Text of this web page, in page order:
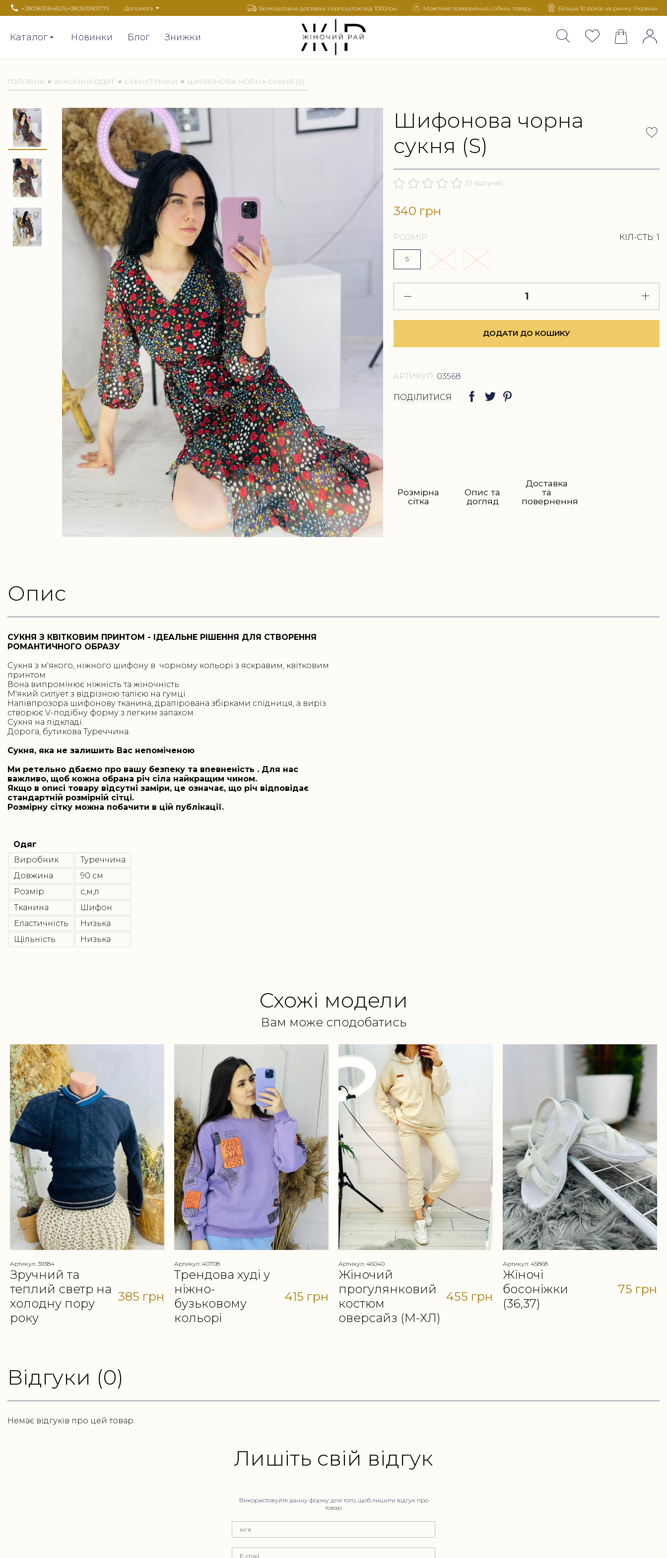
+380963064629 +380509901775 Допомога Безкоштовна доставка Укрпоштою від 1000грн Можливе повернення і обмін товару Більше 10 років на ринку України
Каталог Новинки Блог Знижки
ГОЛОВНА ЖІНОЧИЙ ОДЯГ СУКНІ/ТУНІКИ ШИФОНОВА ЧОРНА СУКНЯ (S)
Шифонова чорна
сукня (S)
(0 відгуків)
340 грн
РОЗМІР: КІЛ-СТЬ: 1
S M L
ДОДАТИ ДО КОШИКУ
АРТИКУЛ: 03568
ПОДІЛИТИСЯ
Розмірна
сітка
Опис та
догляд
Доставка
та
повернення
Опис
СУКНЯ З КВІТКОВИМ ПРИНТОМ - ІДЕАЛЬНЕ РІШЕННЯ ДЛЯ СТВОРЕННЯ
РОМАНТИЧНОГО ОБРАЗУ
Сукня з м'якого, ніжного шифону в чорному кольорі з яскравим, квітковим
принтом
Вона випромінює ніжність та жіночність
М'який силует з відрізною талією на гумці .
Напівпрозора шифонову тканина, драпірована збірками спідниця, а виріз
створює V-подібну форму з легким запахом.
Сукня на підкладі.
Дорога, бутикова Туреччина.
Сукня, яка не залишить Вас непоміченою
Ми ретельно дбаємо про вашу безпеку та впевненість . Для нас
важливо, щоб кожна обрана річ сіла найкращим чином.
Якщо в описі товару відсутні заміри, це означає, що річ відповідає
стандартній розмірній сітці.
Розмірну сітку можна побачити в цій публікації.
Одяг
Виробник
Туреччина
Довжина
90 см
Розмір
с,м,л
Тканина
Шифон
Еластичність
Низька
Щільність
Низька
Схожі модели
Вам може сподобатись
Артикул: 39384
Зручний та
теплий светр на
холодну пору
року
385 грн
Артикул: 40708
Трендова худі у
ніжно-
бузьковому
кольорі
415 грн
Артикул: 46040
Жіночий
прогулянковий
костюм
оверсайз (М-ХЛ)
455 грн
Артикул: 45868
Жіночі
босоніжки
(36,37)
75 грн
Відгуки (0)
Немає відгуків про цей товар.
Лишіть свій відгук
Використовуйте данну форму для того, щоб лишити відгук про
товар.